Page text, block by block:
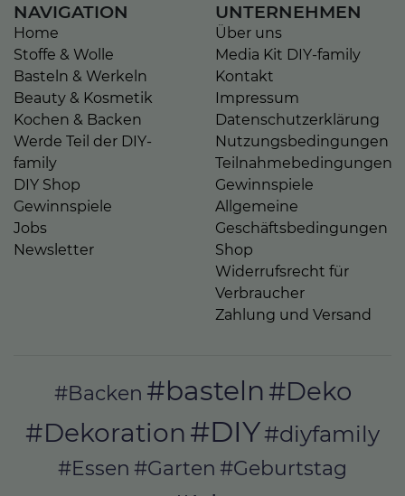
NAVIGATION
Home
Stoffe & Wolle
Basteln & Werkeln
Beauty & Kosmetik
Kochen & Backen
Werde Teil der DIY-
family
DIY Shop
Gewinnspiele
Jobs
Newsletter
UNTERNEHMEN
Über uns
Media Kit DIY-family
Kontakt
Impressum
Datenschutzerklärung
Nutzungsbedingungen
Teilnahmebedingungen
Gewinnspiele
Allgemeine
Geschäftsbedingungen
Shop
Widerrufsrecht für
Verbraucher
Zahlung und Versand
#Backen #basteln #Deko
#Dekoration #DIY#diyfamily
#Essen #Garten #Geburtstag